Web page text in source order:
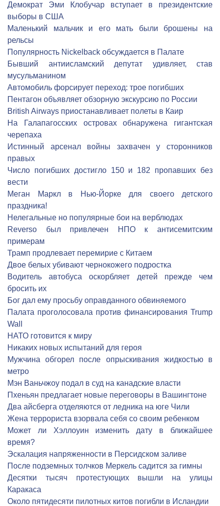
Демократ Эми Клобучар вступает в президентские
выборы в США
Маленький мальчик и его мать были брошены на
рельсы
Популярность Nickelback обсуждается в Палате
Бывший антиисламский депутат удивляет, став
мусульманином
Автомобиль форсирует переход: трое погибших
Пентагон объявляет обзорную экскурсию по России
British Airways приостанавливает полеты в Каир
На Галапагосских островах обнаружена гигантская
черепаха
Истинный арсенал войны захвачен у сторонников
правых
Число погибших достигло 150 и 182 пропавших без
вести
Меган Маркл в Нью-Йорке для своего детского
праздника!
Нелегальные но популярные бои на верблюдах
Reverso был привлечен НПО к антисемитским
примерам
Трамп продлевает перемирие с Китаем
Двое белых убивают чернокожего подростка
Водитель автобуса оскорбляет детей прежде чем
бросить их
Бог дал ему просьбу оправданного обвиняемого
Палата проголосовала против финансирования Trump
Wall
НАТО готовится к миру
Никаких новых испытаний для героя
Мужчина обгорел после опрыскивания жидкостью в
метро
Мэн Ваньчжоу подал в суд на канадские власти
Пхеньян предлагает новые переговоры в Вашингтоне
Два айсберга отделяются от ледника на юге Чили
Жена террориста взорвала себя со своим ребенком
Может ли Хэллоуин изменить дату в ближайшее
время?
Эскалация напряженности в Персидском заливе
После подземных толчков Меркель садится за гимны
Десятки тысяч протестующих вышли на улицы
Каракаса
Около пятидесяти пилотных китов погибли в Исландии